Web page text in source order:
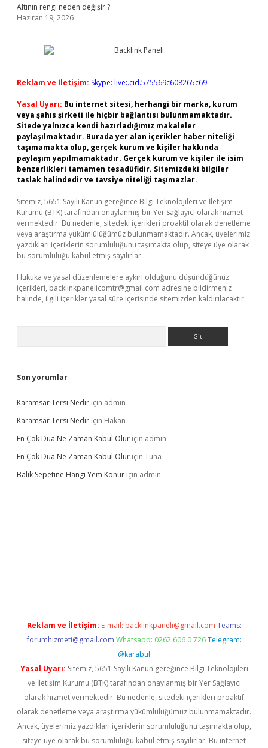
Altının rengi neden değişir ?
Haziran 19, 2026
Reklam ve İletişim: Skype: live:.cid.575569c608265c69
Yasal Uyarı: Bu internet sitesi, herhangi bir marka, kurum
veya şahıs şirketi ile hiçbir bağlantısı bulunmamaktadır.
Sitede yalnızca kendi hazırladığımız makaleler
paylaşılmaktadır. Burada yer alan içerikler haber niteliği
taşımamakta olup, gerçek kurum ve kişiler hakkında
paylaşım yapılmamaktadır. Gerçek kurum ve kişiler ile isim
benzerlikleri tamamen tesadüfidir. Sitemizdeki bilgiler
taslak halindedir ve tavsiye niteliği taşımazlar.
Sitemiz, 5651 Sayılı Kanun gereğince Bilgi Teknolojileri ve İletişim
Kurumu (BTK) tarafından onaylanmış bir Yer Sağlayıcı olarak hizmet
vermektedir. Bu nedenle, sitedeki içerikleri proaktif olarak denetleme
veya araştırma yükümlülüğümüz bulunmamaktadır. Ancak, üyelerimiz
yazdıkları içeriklerin sorumluluğunu taşımakta olup, siteye üye olarak
bu sorumluluğu kabul etmiş sayılırlar.
Hukuka ve yasal düzenlemelere aykırı olduğunu düşündüğünüz
içerikleri, backlinkpanelicomtr@gmail.com adresine bildirmeniz
halinde, ilgili içerikler yasal süre içerisinde sitemizden kaldırılacaktır.
Son yorumlar
Karamsar Tersi Nedir için admin
Karamsar Tersi Nedir için Hakan
En Çok Dua Ne Zaman Kabul Olur için admin
En Çok Dua Ne Zaman Kabul Olur için Tuna
Balık Sepetine Hangi Yem Konur için admin
Reklam ve İletişim: E-mail: backlinkpaneli@gmail.com Teams:
forumhizmeti@gmail.com Whatsapp: 0262 606 0 726 Telegram:
@karabul
Yasal Uyarı: Sitemiz, 5651 Sayılı Kanun gereğince Bilgi Teknolojileri
ve İletişim Kurumu (BTK) tarafından onaylanmış bir Yer Sağlayıcı
olarak hizmet vermektedir. Bu nedenle, sitedeki içerikleri proaktif
olarak denetleme veya araştırma yükümlülüğümüz bulunmamaktadır.
Ancak, üyelerimiz yazdıkları içeriklerin sorumluluğunu taşımakta olup,
siteye üye olarak bu sorumluluğu kabul etmiş sayılırlar. Bu internet